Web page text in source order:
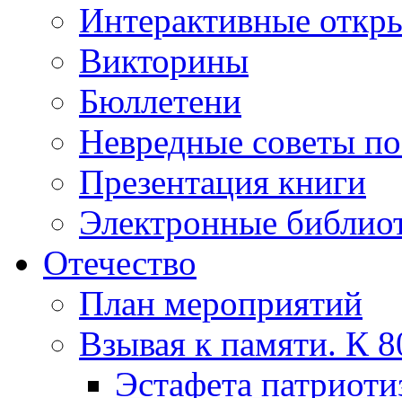
Интерактивные
Викторины
Бюллетени
Невредные советы
Презентация книги
Электронные
Отечество
План мероприятий
Взывая к памяти. К
Эcтафета